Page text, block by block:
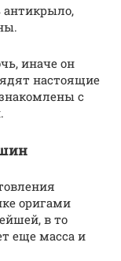
антикрыло,
иначе он
настоящие
с
оригами
в то
еще масса и